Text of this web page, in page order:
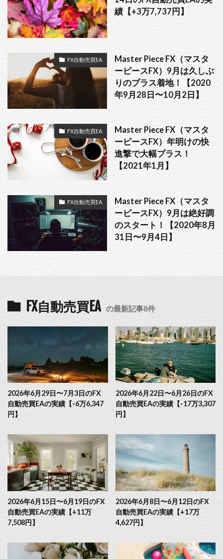
績【+3万7,737円】
FX自動売買EA
Master Piece FX（マスタ
ーピースFX）9月は久しぶ
りのプラス着地！【2020
年9月28日〜10月2日】
FX自動売買EA
Master Piece FX（マスタ
ーピースFX）年明けの快
進撃で大幅プラス！
【2021年1月】
FX自動売買EA
Master Piece FX（マスタ
ーピースFX）9月は絶好調
のスタート！【2020年8月
31日〜9月4日】
FX自動売買EA の最新記事8件
2026年6月29日〜7月3日のFX
自動売買EAの実績【-6万6,347
円】
2026年6月22日〜6月26日のFX
自動売買EAの実績【-17万3,307
円】
2026年6月15日〜6月19日のFX
自動売買EAの実績【+11万
7,508円】
2026年6月8日〜6月12日のFX
自動売買EAの実績【+17万
4,627円】